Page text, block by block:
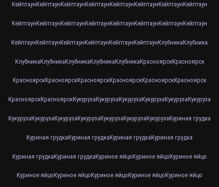
КейптаунКейптаунКейптаунКейптаунКейптаунКейптаунКейптаунКейптаун
КейптаунКейптаунКейптаунКейптаунКейптаунКейптаунКейптаунКейптаун
КейптаунКейптаунКейптаунКейптаунКейптаунКейптаунКлубникаКлубника
КлубникаКлубникаКлубникаКлубникаКлубникаКрасноярскКрасноярск
КрасноярскКрасноярскКрасноярскКрасноярскКрасноярскКрасноярск
КрасноярскКрасноярскКукурузаКукурузаКукурузаКукурузаКукурузаКукуруза
КукурузаКукурузаКукурузаКукурузаКукурузаКукурузаКукурузаКуриная грудка
Куриная грудкаКуриная грудкаКуриная грудкаКуриная грудка
Куриная грудкаКуриная грудкаКуриное яйцоКуриное яйцоКуриное яйцо
Куриное яйцоКуриное яйцоКуриное яйцоКуриное яйцоКуриное яйцо